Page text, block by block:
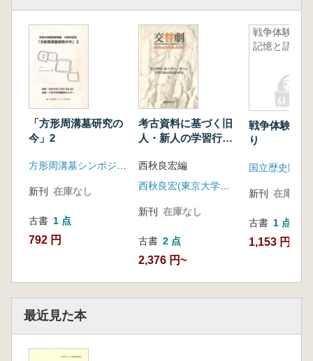
「方形周溝墓研究の
今」2
新刊 在庫なし
古書 1 点
792 円
考古資料に基づく旧
人・新人の学習行動
西秋良宏編
新刊 在庫なし
古書 2 点
2,376 円~
戦争体験の
記憶と語り
戦争体験の
り
国立歴史民俗
新刊 在庫なし
古書 1 点
1,153 円
最近見た本